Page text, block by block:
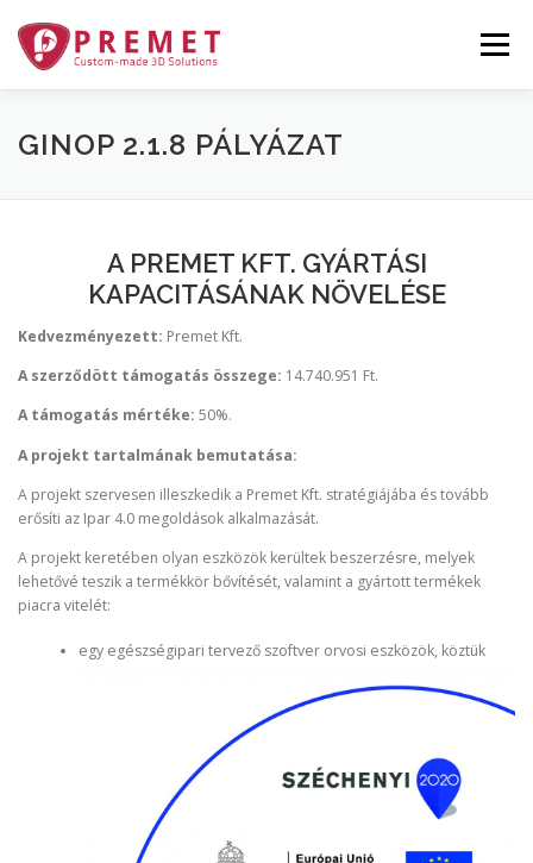
tartalomhoz
Menü
TECHNOLÓGIA RÓLUNK GALÉRIA
GINOP 2.1.8 PÁLYÁZAT
A PREMET KFT. GYÁRTÁSI
KAPACITÁSÁNAK NÖVELÉSE
Kedvezményezett: Premet Kft.
A szerződött támogatás összege: 14.740.951 Ft.
A támogatás mértéke: 50%.
A projekt tartalmának bemutatása:
A projekt szervesen illeszkedik a Premet Kft. stratégiájába és tovább
erősíti az Ipar 4.0 megoldások alkalmazását.
A projekt keretében olyan eszközök kerültek beszerzésre, melyek
lehetővé teszik a termékkör bővítését, valamint a gyártott termékek
piacra vitelét:
egy egészségipari tervező szoftver orvosi eszközök, köztük